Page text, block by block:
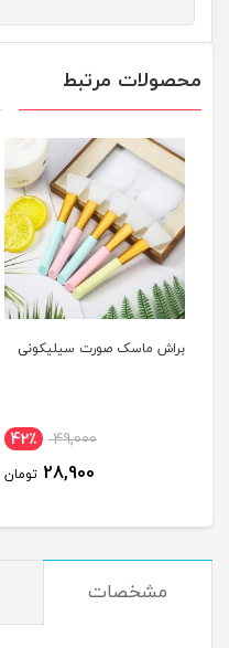
محصولات مرتبط
براش ماسک صورت سیلیکونی
49,000 42٪
28,900 تومان
مشخصات